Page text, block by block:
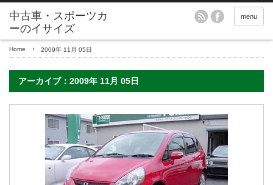
menu
Home 2009年 11月 05日
アーカイブ：2009年 11月 05日